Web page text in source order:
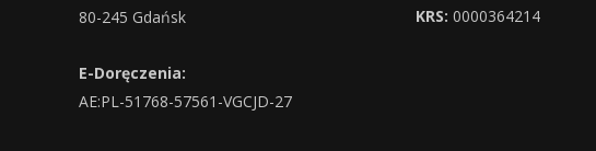
80-245 Gdańsk
E-Doręczenia:
AE:PL-51768-57561-VGCJD-27
KRS: 0000364214